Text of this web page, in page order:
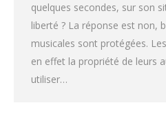
quelques secondes, sur son
liberté ? La réponse est non,
musicales sont protégées.
en effet la propriété de leurs
utiliser…